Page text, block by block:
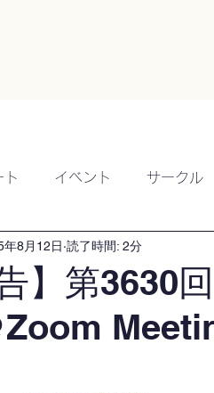
ト イベント サークル
】第3630
年8月12日 読了時間: 2分